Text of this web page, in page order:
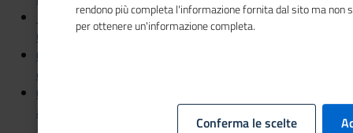
15/03/2021 - Il Sole 24 ORE - Su ambiente e digitale il
62% delle pmi è indietro
01/03/2021 - Il Sole 24 ORE - Effetto crisi: ecco i lavori in
e out
01/03/2021 - Corriere del mezzogiorno - Il turismo riapre
anche al Sud
rendono più completa l'informazione fornita dal sito ma non
per ottenere un'informazione completa.
Conferma le scelte